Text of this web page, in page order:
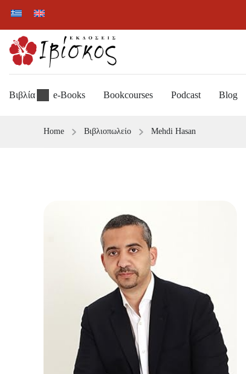
Βιβλία e-Books Bookcourses Podcast Blog
Home Βιβλιοπωλείο Mehdi Hasan